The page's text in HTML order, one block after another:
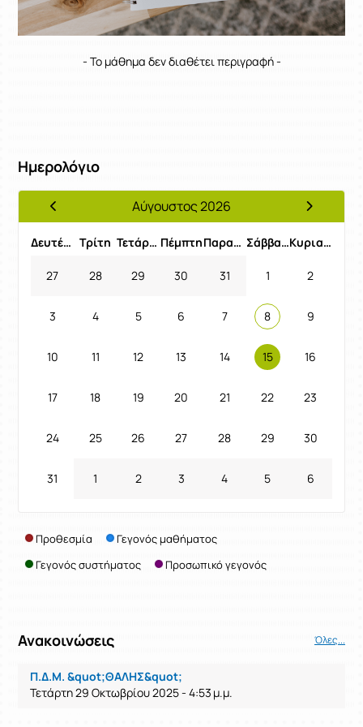
- Το μάθημα δεν διαθέτει περιγραφή -
Ημερολόγιο
Προηγούμενος ΜήναςΑύγουστος 2026
Επόμενος
Δευτέρα Τρίτη Τετάρτη Πέμπτη Παρασκευή Σάββατο Κυριακή
27 28 29 30 31 1 2
3 4 5 6 7 8 9
10 11 12 13 14 15 16
17 18 19 20 21 22 23
24 25 26 27 28 29 30
31 1 2 3 4 5 6
Προθεσμία
Γεγονός μαθήματος
Γεγονός συστήματος
Προσωπικό γεγονός
Ανακοινώσεις Όλες...
Π.Δ.Μ. &quot;ΘΑΛΗΣ&quot;
Τετάρτη 29 Οκτωβρίου 2025 - 4:53 μ.μ.